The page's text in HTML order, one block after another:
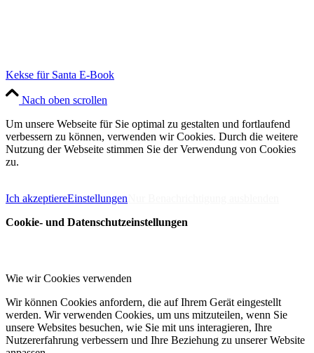
Kekse für Santa E-Book
Nach oben scrollen
Um unsere Webseite für Sie optimal zu gestalten und fortlaufend
verbessern zu können, verwenden wir Cookies. Durch die weitere
Nutzung der Webseite stimmen Sie der Verwendung von Cookies
zu.
Ich akzeptiereEinstellungen
Cookie- und Datenschutzeinstellungen
Wie wir Cookies verwenden
Wir können Cookies anfordern, die auf Ihrem Gerät eingestellt
werden. Wir verwenden Cookies, um uns mitzuteilen, wenn Sie
unsere Websites besuchen, wie Sie mit uns interagieren, Ihre
Nutzererfahrung verbessern und Ihre Beziehung zu unserer Website